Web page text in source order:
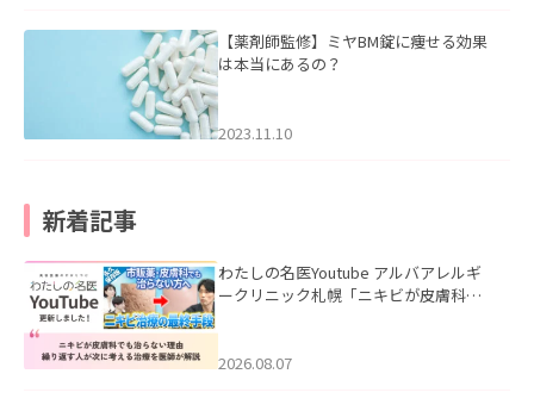
【薬剤師監修】ミヤBM錠に痩せる効果
は本当にあるの？
2023.11.10
新着記事
わたしの名医Youtube アルバアレルギ
ークリニック札幌「ニキビが皮膚科で
ました。
2026.08.07